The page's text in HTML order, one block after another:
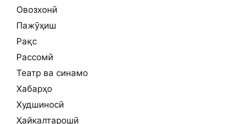
Овозхонӣ
Пажӯҳиш
Рақс
Рассомӣ
Театр ва синамо
Хабарҳо
Худшиносӣ
Ҳайкалтарошӣ